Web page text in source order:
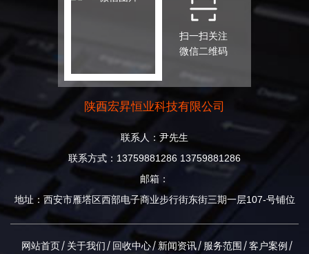
扫一扫关注
微信二维码
陕西宏昇恒业科技有限公司
联系人：尹先生
联系方式：13759881286 13759881286
邮箱：
地址：西安市雁塔区西部电子商业步行街东街三期一层107-号铺位
网站首页 关于我们 回收中心 新闻资讯 服务范围 客户案例